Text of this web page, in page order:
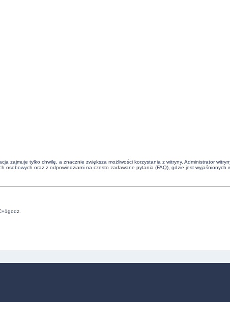
zajmuje tylko chwilę, a znacznie zwiększa możliwości korzystania z witryny. Administrator
osobowych oraz z odpowiedziami na często zadawane pytania (FAQ), gdzie jest